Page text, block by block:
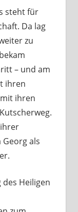
steht für
Da lag
zu
– und am
ihren
ihren
Georg als
des Heiligen